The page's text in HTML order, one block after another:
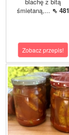
blachę z bitą
śmietaną,... ⇖ 481
Zobacz przepis!